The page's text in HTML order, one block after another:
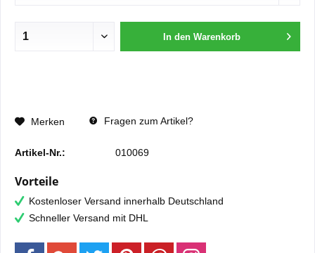
In den Warenkorb
Merken Fragen zum Artikel?
Artikel-Nr.: 010069
Vorteile
Kostenloser Versand innerhalb Deutschland
Schneller Versand mit DHL